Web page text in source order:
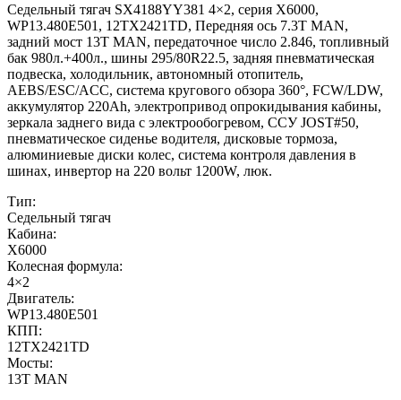
Седельный тягач SX4188YY381 4×2, серия X6000,
WP13.480E501, 12TX2421TD, Передняя ось 7.3Т MAN,
задний мост 13T MAN, передаточное число 2.846, топливный
бак 980л.+400л., шины 295/80R22.5, задняя пневматическая
подвеска, холодильник, автономный отопитель,
AEBS/ESC/ACC, система кругового обзора 360°, FCW/LDW,
аккумулятор 220Ah, электропривод опрокидывания кабины,
зеркала заднего вида с электрообогревом, ССУ JOST#50,
пневматическое сиденье водителя, дисковые тормоза,
алюминиевые диски колес, система контроля давления в
шинах, инвертор на 220 вольт 1200W, люк.
Тип:
Седельный тягач
Кабина:
X6000
Колесная формула:
4×2
Двигатель:
WP13.480E501
КПП:
12TX2421TD
Мосты:
13T MAN